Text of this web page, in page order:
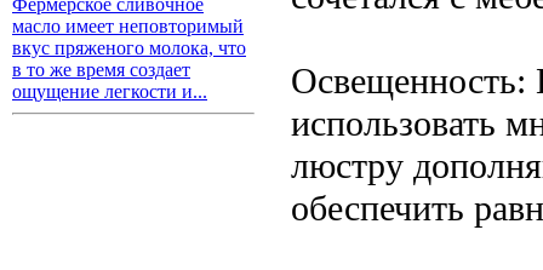
Фермерское сливочное
масло имеет неповторимый
вкус пряженого молока, что
в то же время создает
ощущение легкости и...
Освещенность:
использовать
люстру
обеспечить